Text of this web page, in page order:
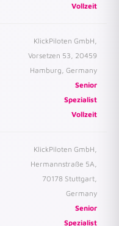
Vollzeit
KlickPiloten GmbH,
Vorsetzen 53, 20459
Hamburg, Germany
Senior
Spezialist
Vollzeit
KlickPiloten GmbH,
Hermannstraße 5A,
70178 Stuttgart,
Germany
Senior
Spezialist